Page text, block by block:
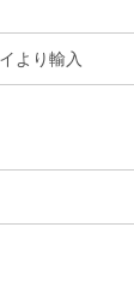
より輸入